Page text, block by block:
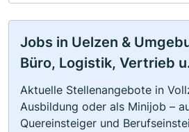
Jobs in Uelzen &
Büro, Logistik, Vertrieb
Aktuelle Stellenangebote in
Ausbildung oder als Minijob –
Quereinsteiger und